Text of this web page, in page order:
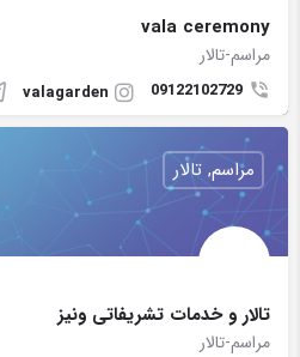
vala ceremony
مراسم-تالار
09122102729
valagarden
تالار و خدمات تشریفاتی ونیز
مراسم-تالار
مراسم, تالار